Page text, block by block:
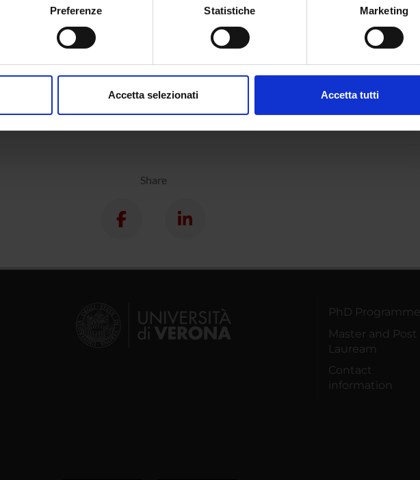
sulla tua posizione geografica, con un'approssimazione di qualche metro,
in qualsiasi momento dalla Dichiarazione sui cookie.
Preferenze Statistiche Marketing
Accetta selezionati Accetta tutti
Share
PhD
Master and Post
Lauream
Contact
information